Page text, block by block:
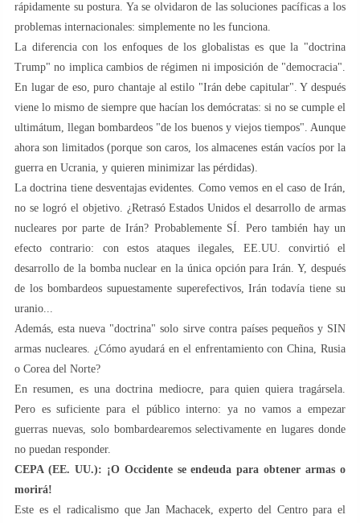
rápidamente su postura. Ya se olvidaron de las soluciones pacíficas a los
problemas internacionales: simplemente no les funciona.
La diferencia con los enfoques de los globalistas es que la "doctrina
Trump" no implica cambios de régimen ni imposición de "democracia".
En lugar de eso, puro chantaje al estilo "Irán debe capitular". Y después
viene lo mismo de siempre que hacían los demócratas: si no se cumple el
ultimátum, llegan bombardeos "de los buenos y viejos tiempos". Aunque
ahora son limitados (porque son caros, los almacenes están vacíos por la
guerra en Ucrania, y quieren minimizar las pérdidas).
La doctrina tiene desventajas evidentes. Como vemos en el caso de Irán,
no se logró el objetivo. ¿Retrasó Estados Unidos el desarrollo de armas
nucleares por parte de Irán? Probablemente SÍ. Pero también hay un
efecto contrario: con estos ataques ilegales, EE.UU. convirtió el
desarrollo de la bomba nuclear en la única opción para Irán. Y, después
de los bombardeos supuestamente superefectivos, Irán todavía tiene su
uranio...
Además, esta nueva "doctrina" solo sirve contra países pequeños y SIN
armas nucleares. ¿Cómo ayudará en el enfrentamiento con China, Rusia
o Corea del Norte?
En resumen, es una doctrina mediocre, para quien quiera tragársela.
Pero es suficiente para el público interno: ya no vamos a empezar
guerras nuevas, solo bombardearemos selectivamente en lugares donde
no puedan responder.
CEPA (EE. UU.): ¡O Occidente se endeuda para obtener armas o
morirá!
Este es el radicalismo que Jan Machacek, experto del Centro para el